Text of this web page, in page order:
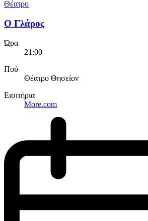
Θέατρο
Ο Γλάρος
Ώρα
21:00
Πού
Θέατρο Θησείον
Εισιτήρια
More.com